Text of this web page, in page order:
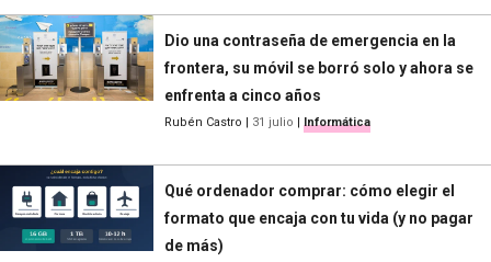
Dio una contraseña de emergencia en la
frontera, su móvil se borró solo y ahora se
enfrenta a cinco años
Rubén Castro | 31 julio | Informática
Qué ordenador comprar: cómo elegir el
formato que encaja con tu vida (y no pagar
de más)